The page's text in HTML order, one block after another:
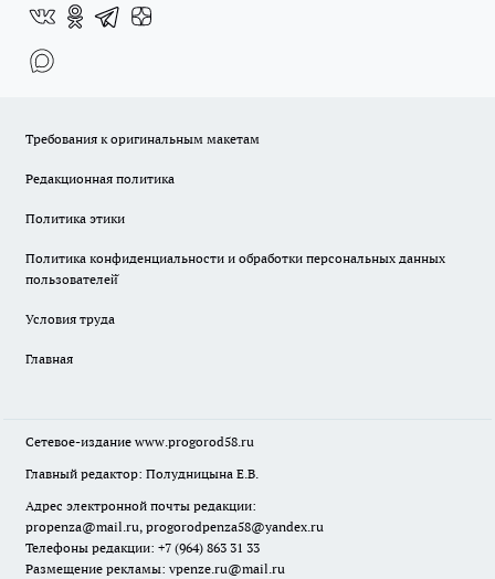
Требования к оригинальным макетам
Редакционная политика
Политика этики
Политика конфиденциальности и обработки персональных данных
пользователей̆
Условия труда
Главная
Сетевое-издание www.progorod58.ru
Главный редактор: Полудницына Е.В.
Адрес электронной почты редакции:
propenza@mail.ru, progorodpenza58@yandex.ru
Телефоны редакции: +7 (964) 863 31 33
Размещение рекламы: vpenze.ru@mail.ru